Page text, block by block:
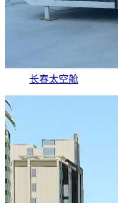
长春太空舱